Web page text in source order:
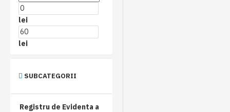
lei
lei
SUBCATEGORII
Registru de Evidenta a